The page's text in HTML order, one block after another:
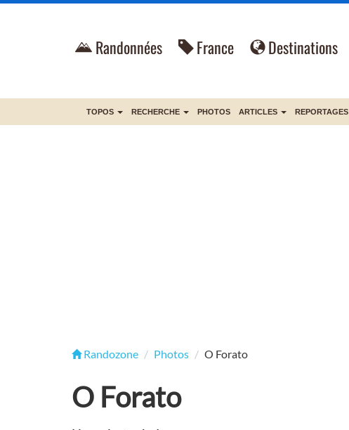
Randonnées France Destinations
TOPOS RECHERCHE PHOTOS ARTICLES REPORTAGES
Randozone Photos O Forato
O Forato